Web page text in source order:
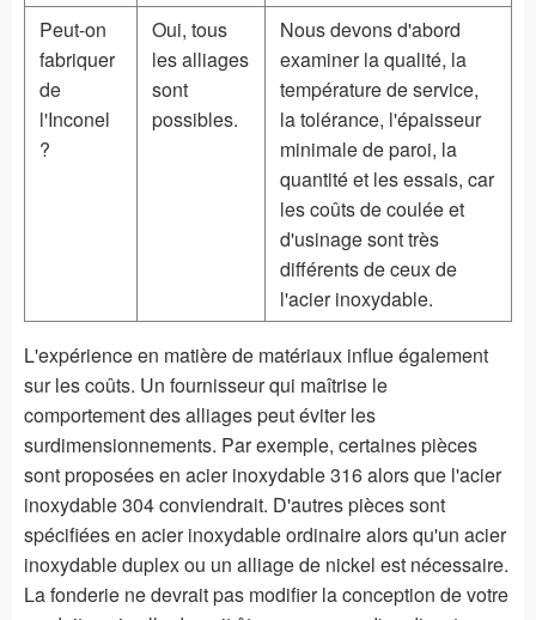
Peut-on
fabriquer
de
l'Inconel
?
Oui, tous
les alliages
sont
possibles.
Nous devons d'abord
examiner la qualité, la
température de service,
la tolérance, l'épaisseur
minimale de paroi, la
quantité et les essais, car
les coûts de coulée et
d'usinage sont très
différents de ceux de
l'acier inoxydable.
L'expérience en matière de matériaux influe également
sur les coûts. Un fournisseur qui maîtrise le
comportement des alliages peut éviter les
surdimensionnements. Par exemple, certaines pièces
sont proposées en acier inoxydable 316 alors que l'acier
inoxydable 304 conviendrait. D'autres pièces sont
spécifiées en acier inoxydable ordinaire alors qu'un acier
inoxydable duplex ou un alliage de nickel est nécessaire.
La fonderie ne devrait pas modifier la conception de votre